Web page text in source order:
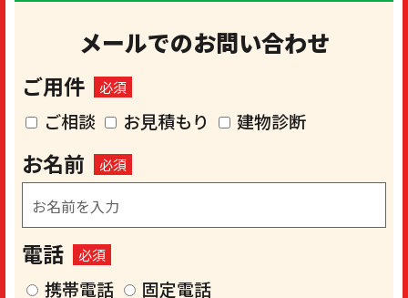
メールでのお問い合わせ
ご用件 必須
ご相談 お見積もり 建物診断
お名前 必須
電話 必須
携帯電話 固定電話